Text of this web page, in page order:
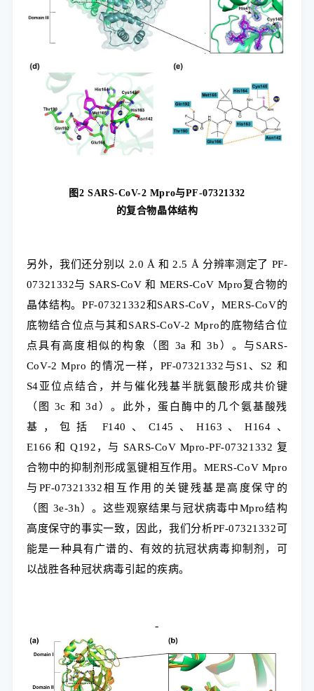
图 2 SARS-CoV-2 Mpro与PF-07321332
的复合物晶体结构
另外，我们还分别以 2.0 Å 和 2.5 Å 分辨率测定了 PF-
07321332与 SARS-CoV 和 MERS-CoV Mpro复合物的
晶体结构。PF-07321332和SARS-CoV， MERS-CoV的
底物结合位点与其和SARS-CoV-2 Mpro的底物结合位
点具有高度相似的构象（图
3a 和 3b ）。与 SARS-
CoV-2 Mpro 的情况一样， PF-07321332与S1 、 S2 和
S4亚位点结合，并与催化残基半胱氨酸形成共价键
（图
3c 和 3d ）。此外，蛋白酶中的几个氨基酸残
基，包括
F140 、 C145 、 H163 、H164 、
E166 和 Q192 ，与 SARS-CoV Mpro-PF-07321332 复
合物中的抑制剂形成氢键相互作用。 MERS-CoV Mpro
与 PF-07321332相互作用的关键残基是高度保守的
（图 3e-3h）。这些观察结果与冠状病毒中Mpro结构
高度保守的事实一致，因此，我们分析PF-07321332可
能是一种具有广谱的、有效的抗冠状病毒抑制剂，可
以战胜各种冠状病毒引起的疾病。
-